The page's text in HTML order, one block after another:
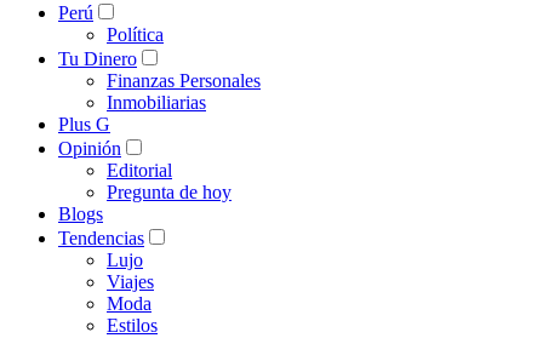
Perú
Política
Tu Dinero
Finanzas Personales
Inmobiliarias
Plus G
Opinión
Editorial
Pregunta de hoy
Blogs
Tendencias
Lujo
Viajes
Moda
Estilos